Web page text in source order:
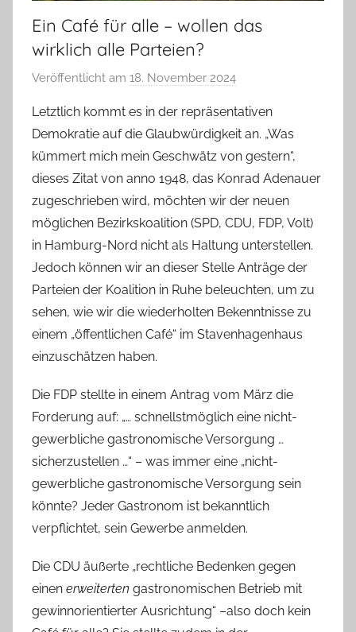
Ein Café für alle – wollen das
wirklich alle Parteien?
Veröffentlicht am 18. November 2024
n
T
a
b
e
a
B
e
a
Letztlich kommt es in der repräsentativen
Demokratie auf die Glaubwürdigkeit an. „Was
kümmert mich mein Geschwätz von gestern“,
dieses Zitat von anno 1948, das Konrad Adenauer
zugeschrieben wird, möchten wir der neuen
möglichen Bezirkskoalition (SPD, CDU, FDP, Volt)
in Hamburg-Nord nicht als Haltung unterstellen.
Jedoch können wir an dieser Stelle Anträge der
Parteien der Koalition in Ruhe beleuchten, um zu
sehen, wie wir die wiederholten Bekenntnisse zu
einem „öffentlichen Café“ im Stavenhagenhaus
einzuschätzen haben.
Die FDP stellte in einem Antrag vom März die
Forderung auf: „… schnellstmöglich eine nicht-
gewerbliche gastronomische Versorgung …
sicherzustellen …“ – was immer eine „nicht-
gewerbliche gastronomische Versorgung sein
könnte? Jeder Gastronom ist bekanntlich
verpflichtet, sein Gewerbe anmelden.
Die CDU äußerte „rechtliche Bedenken gegen
einen erweiterten gastronomischen Betrieb mit
gewinnorientierter Ausrichtung“ –also doch kein